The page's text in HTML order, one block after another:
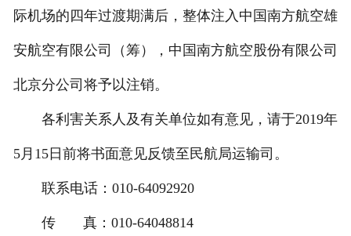
际机场的四年过渡期满后，整体注入中国南方航空雄
安航空有限公司（筹），中国南方航空股份有限公司
北京分公司将予以注销。
各利害关系人及有关单位如有意见，请于2019年
5月15日前将书面意见反馈至民航局运输司。
联系电话：010-64092920
传 真：010-64048814